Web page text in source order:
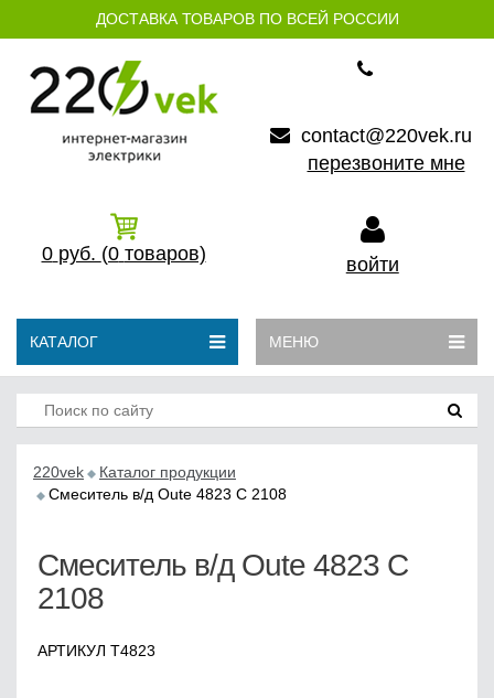
ДОСТАВКА ТОВАРОВ ПО ВСЕЙ РОССИИ
contact@220vek.ru
перезвоните мне
0 руб. (0 товаров) войти
КАТАЛОГ МЕНЮ
220vek
Каталог продукции
Смеситель в/д Oute 4823 С 2108
Смеситель в/д Oute 4823 С
2108
АРТИКУЛ Т4823